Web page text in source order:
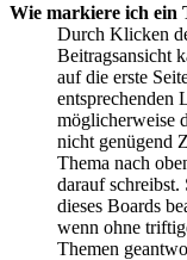
Wie markiere ich ein
Durch Klicken
Beitragsansicht
auf die erste
entsprechenden
möglicherweise
nicht genügend
Thema nach
darauf schreibst.
dieses Boards
wenn ohne
Themen